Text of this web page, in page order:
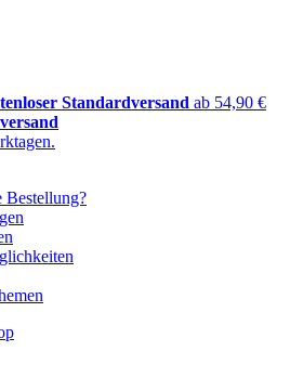
Standardversand ab 54,90 €
Bestellung?